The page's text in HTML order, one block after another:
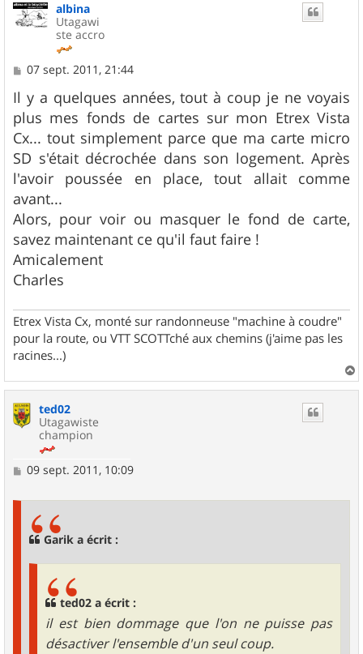
albina
Utagawi
ste accro
M
s
s
a
g
e
07 sept. 2011, 21:44
Il y a quelques années, tout à coup je ne voyais
plus mes fonds de cartes sur mon Etrex Vista
Cx... tout simplement parce que ma carte micro
SD s'était décrochée dans son logement. Après
l'avoir poussée en place, tout allait comme
avant...
Alors, pour voir ou masquer le fond de carte,
savez maintenant ce qu'il faut faire !
Amicalement
Charles
Etrex Vista Cx, monté sur randonneuse "machine à coudre"
pour la route, ou VTT SCOTTché aux chemins (j'aime pas les
racines...)
a
ted02
Utagawiste
champion
M
09 sept. 2011, 10:09
Garik a écrit :
ted02 a écrit :
il est bien dommage que l'on ne puisse pas
désactiver l'ensemble d'un seul coup.